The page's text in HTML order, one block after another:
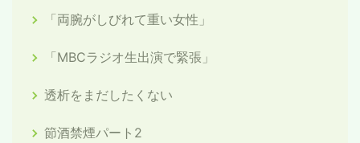
「両腕がしびれて重い女性」
「MBCラジオ生出演で緊張」
透析をまだしたくない
節酒禁煙パート2